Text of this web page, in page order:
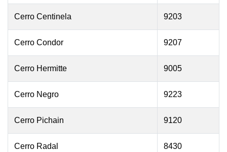
Cerro Centinela 9203
Cerro Condor 9207
Cerro Hermitte 9005
Cerro Negro 9223
Cerro Pichain 9120
Cerro Radal 8430